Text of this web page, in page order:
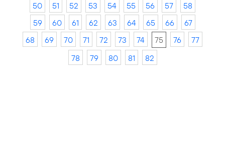
50
51 52 53 54 55 56 57
58
59
60 61 62 63 64 65 66
67
68
69 70 71 72 73 74 75 76
77
78
79 80 81 82